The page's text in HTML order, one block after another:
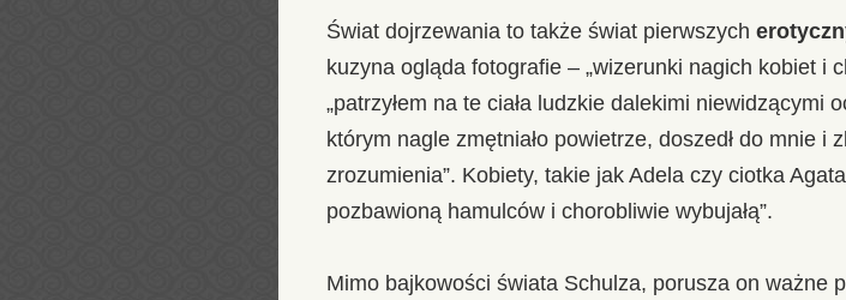
Świat dojrzewania to także świat pierwszych
kuzyna ogląda fotografie – „wizerunki nagich kobiet i
„patrzyłem na te ciała ludzkie dalekimi niewidzącymi
którym nagle zmętniało powietrze, doszedł do mnie i
zrozumienia”. Kobiety, takie jak Adela czy ciotka
pozbawioną hamulców i chorobliwie wybujałą”.
Mimo bajkowości świata Schulza, porusza on ważne